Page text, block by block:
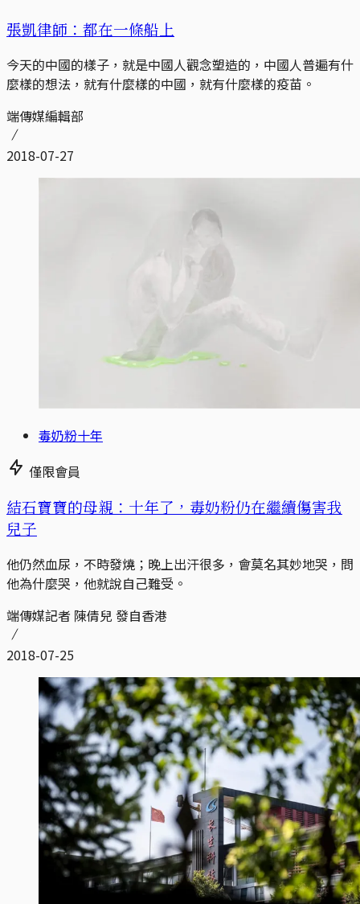
張凱律師：都在一條船上
今天的中國的樣子，就是中國人觀念塑造的，中國人普遍有什
麼樣的想法，就有什麼樣的中國，就有什麼樣的疫苗。
端傳媒編輯部
2018-07-27
毒奶粉十年
僅限會員
結石寶寶的母親：十年了，毒奶粉仍在繼續傷害我
兒子
他仍然血尿，不時發燒；晚上出汗很多，會莫名其妙地哭，問
他為什麼哭，他就說自己難受。
端傳媒記者 陳倩兒 發自香港
2018-07-25